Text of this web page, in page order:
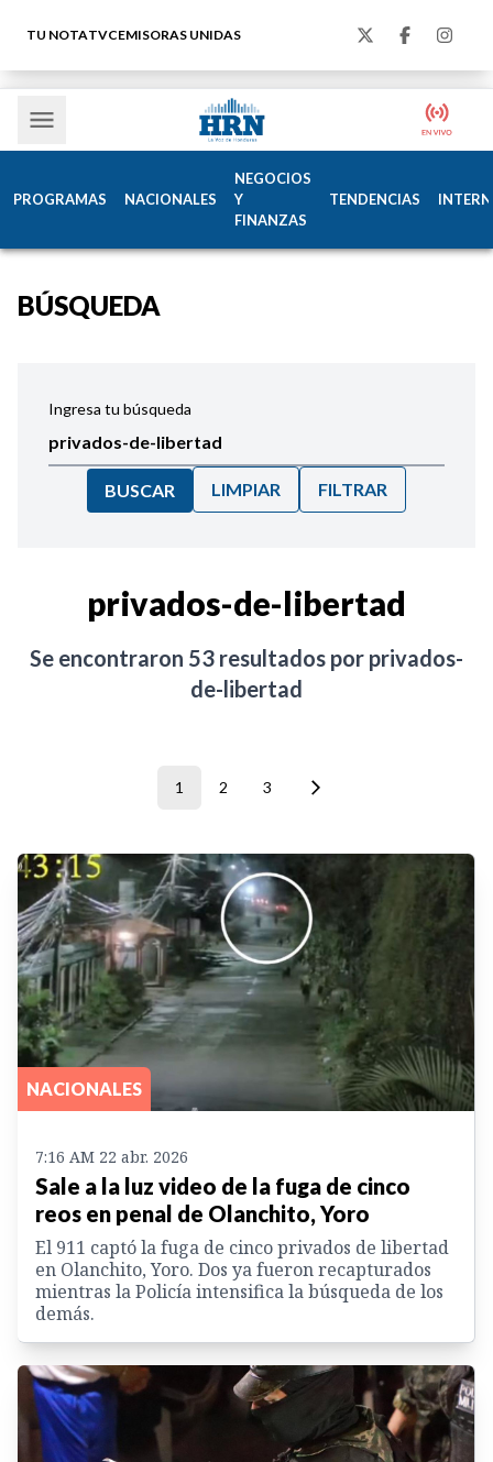
TU NOTATVCEMISORAS UNIDAS
PROGRAMAS NACIONALES
NEGOCIOS
Y
FINANZAS
TENDENCIAS
BÚSQUEDA
Ingresa tu búsqueda
BUSCAR LIMPIAR FILTRAR
privados-de-libertad
Se encontraron 53 resultados por privados-
de-libertad
1 2 3
NACIONALES
7:16 AM 22 abr. 2026
Sale a la luz video de la fuga de cinco
reos en penal de Olanchito, Yoro
El 911 captó la fuga de cinco privados de libertad
en Olanchito, Yoro. Dos ya fueron recapturados
mientras la Policía intensifica la búsqueda de los
demás.